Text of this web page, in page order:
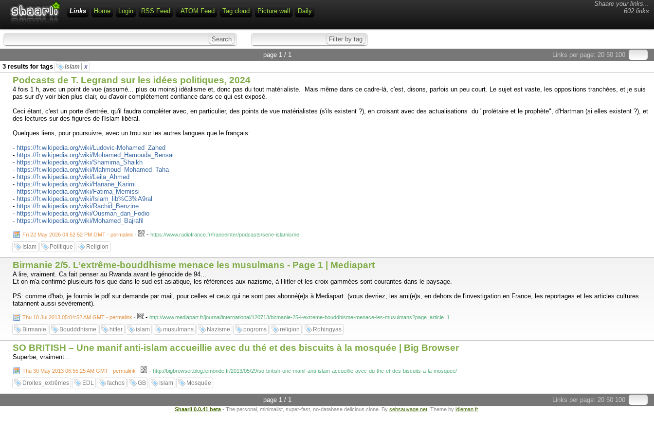
Shaare your links...
602 links
Links Home Login RSS Feed ATOM Feed Tag cloud Picture wall Daily
Links per page: 20 50 100
page 1 / 1
3 results for tags
Islam x
Podcasts de T. Legrand sur les idées politiques, 2024
4 fois 1 h, avec un point de vue (assumé... plus ou moins) idéalisme et, donc pas du tout matérialiste. Mais même dans ce cadre-là, c'est, disons, parfois un peu court. Le sujet est vaste, les oppositions tranchées, et je suis
pas sur d'y voir bien plus clair, ou d'avoir complètement confiance dans ce qui est exposé.
Ceci étant, c'est un porte d'entrée, qu'il faudra compléter avec, en particulier, des points de vue matérialistes (s'ils existent ?), en croisant avec des actualisations du "prolétaire et le prophète", d'Hartman (si elles existent ?), et
des lectures sur des figures de l'Islam libéral.
Quelques liens, pour poursuivre, avec un trou sur les autres langues que le français:
- https://fr.wikipedia.org/wiki/Ludovic-Mohamed_Zahed
- https://fr.wikipedia.org/wiki/Mohamed_Hamouda_Bensai
- https://fr.wikipedia.org/wiki/Shamima_Shaikh
- https://fr.wikipedia.org/wiki/Mahmoud_Mohamed_Taha
- https://fr.wikipedia.org/wiki/Leila_Ahmed
- https://fr.wikipedia.org/wiki/Hanane_Karimi
- https://fr.wikipedia.org/wiki/Fatima_Mernissi
- https://fr.wikipedia.org/wiki/Islam_lib%C3%A9ral
- https://fr.wikipedia.org/wiki/Rachid_Benzine
- https://fr.wikipedia.org/wiki/Ousman_dan_Fodio
- https://fr.wikipedia.org/wiki/Mohamed_Bajrafil
Fri 22 May 2026 04:52:52 PM GMT - permalink - - https://www.radiofrance.fr/franceinter/podcasts/serie-islamisme
Islam Politique Religion
Birmanie 2/5. L’extrême-bouddhisme menace les musulmans - Page 1 | Mediapart
A lire, vraiment. Ca fait penser au Rwanda avant le génocide de 94...
Et on m'a confirmé plusieurs fois que dans le sud-est asiatique, les références aux nazisme, à Hitler et les croix gammées sont courantes dans le paysage.
PS: comme d'hab, je fournis le pdf sur demande par mail, pour celles et ceux qui ne sont pas abonné(e)s à Mediapart. (vous devriez, les ami(e)s, en dehors de l'investigation en France, les reportages et les articles cultures
tatannent aussi sévèrement).
Thu 18 Jul 2013 05:04:52 AM GMT - permalink - - http://www.mediapart.fr/journal/international/120713/birmanie-25-l-extreme-bouddhisme-menace-les-musulmans?page_article=1
Birmanie Boudddhisme hitler islam musulmans Nazisme pogroms religion Rohingyas
SO BRITISH – Une manif anti-islam accueillie avec du thé et des biscuits à la mosquée | Big Browser
Superbe, vraiment...
Thu 30 May 2013 06:55:25 AM GMT - permalink - - http://bigbrowser.blog.lemonde.fr/2013/05/29/so-british-une-manif-anti-islam-accueillie-avec-du-the-et-des-biscuits-a-la-mosquee/
Droites_extrêmes EDL fachos GB Islam Mosquée
Links per page: 20 50 100
page 1 / 1
Shaarli 0.0.41 beta - The personal, minimalist, super-fast, no-database delicious clone. By sebsauvage.net . Theme by idleman.fr.